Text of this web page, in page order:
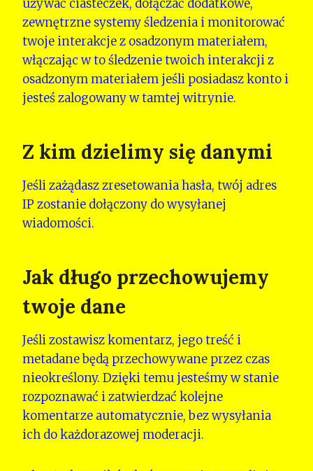
używać ciasteczek, dołączać dodatkowe,
zewnętrzne systemy śledzenia i monitorować
twoje interakcje z osadzonym materiałem,
włączając w to śledzenie twoich interakcji z
osadzonym materiałem jeśli posiadasz konto i
jesteś zalogowany w tamtej witrynie.
Z kim dzielimy się danymi
Jeśli zażądasz zresetowania hasła, twój adres
IP zostanie dołączony do wysyłanej
wiadomości.
Jak długo przechowujemy
twoje dane
Jeśli zostawisz komentarz, jego treść i
metadane będą przechowywane przez czas
nieokreślony. Dzięki temu jesteśmy w stanie
rozpoznawać i zatwierdzać kolejne
komentarze automatycznie, bez wysyłania
ich do każdorazowej moderacji.